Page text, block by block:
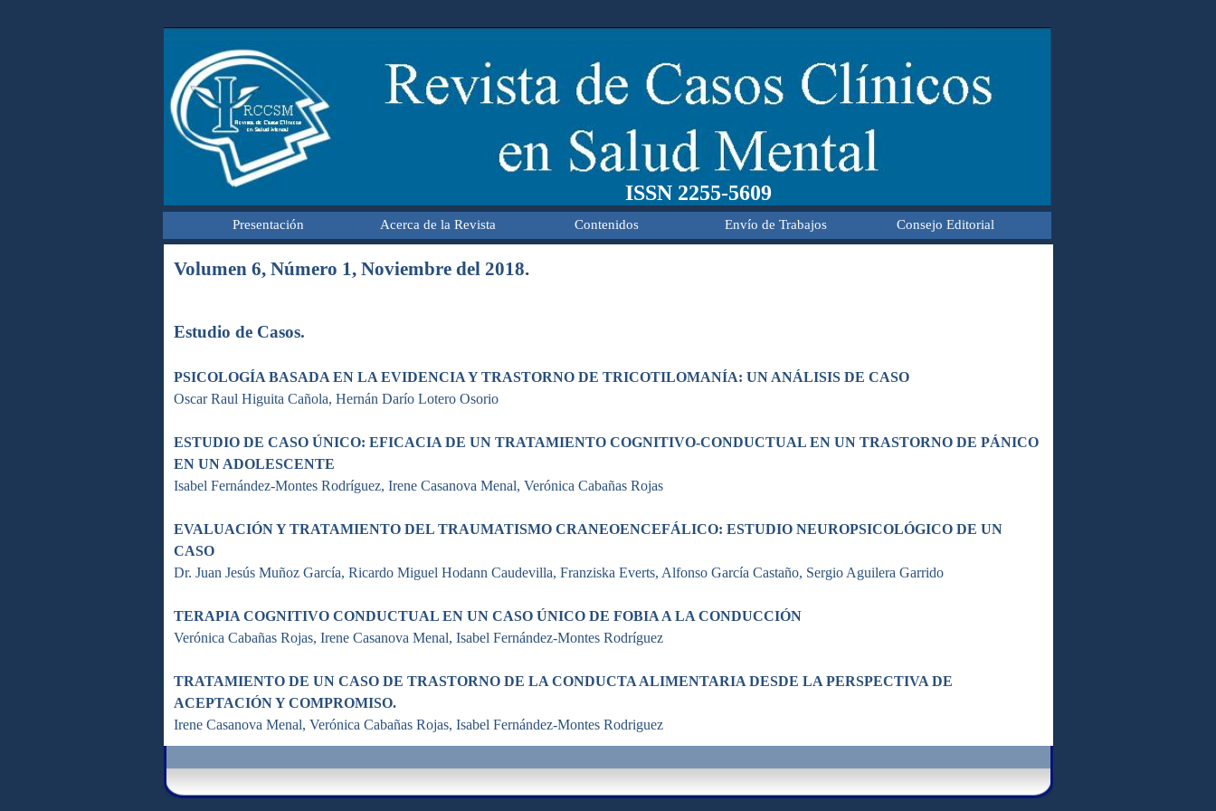
ISSN 2255-5609
Presentación Acerca de la Revista Contenidos Envío de Trabajos Consejo Editorial
Volumen 6, Número 1, Noviembre del 2018.
Estudio de Casos.
PSICOLOGÍA BASADA EN LA EVIDENCIA Y TRASTORNO DE TRICOTILOMANÍA: UN ANÁLISIS DE CASO
Oscar Raul Higuita Cañola, Hernán Darío Lotero Osorio
ESTUDIO DE CASO ÚNICO: EFICACIA DE UN TRATAMIENTO COGNITIVO-CONDUCTUAL EN UN TRASTORNO DE PÁNICO
EN UN ADOLESCENTE
Isabel Fernández-Montes Rodríguez, Irene Casanova Menal, Verónica Cabañas Rojas
EVALUACIÓN Y TRATAMIENTO DEL TRAUMATISMO CRANEOENCEFÁLICO: ESTUDIO NEUROPSICOLÓGICO DE UN
CASO
Dr. Juan Jesús Muñoz García, Ricardo Miguel Hodann Caudevilla, Franziska Everts, Alfonso García Castaño, Sergio Aguilera Garrido
TERAPIA COGNITIVO CONDUCTUAL EN UN CASO ÚNICO DE FOBIA A LA CONDUCCIÓN
Verónica Cabañas Rojas, Irene Casanova Menal, Isabel Fernández-Montes Rodríguez
TRATAMIENTO DE UN CASO DE TRASTORNO DE LA CONDUCTA ALIMENTARIA DESDE LA PERSPECTIVA DE
ACEPTACIÓN Y COMPROMISO.
Irene Casanova Menal, Verónica Cabañas Rojas, Isabel Fernández-Montes Rodriguez